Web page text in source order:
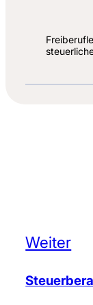
Weiter